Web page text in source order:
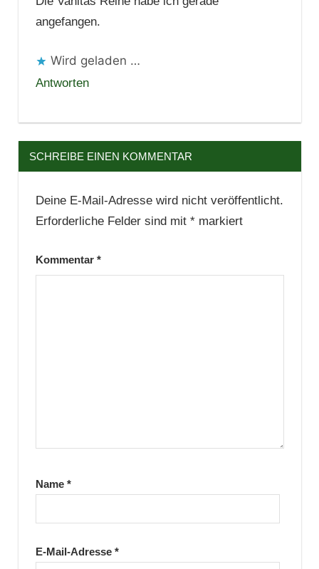
angefangen.
Wird geladen …
Antworten
SCHREIBE EINEN KOMMENTAR
Deine E-Mail-Adresse wird nicht veröffentlicht.
Erforderliche Felder sind mit *markiert
Kommentar *
Name *
E-Mail-Adresse *